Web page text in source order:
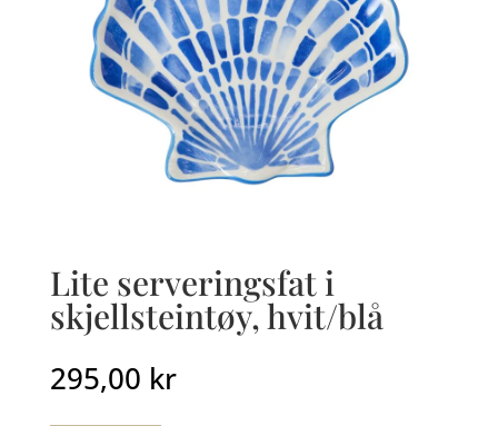
Lite serveringsfat i
skjellsteintøy, hvit/blå
295,00 kr